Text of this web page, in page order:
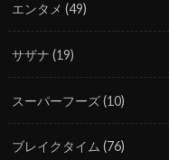
エンタメ(49)
サザナ(19)
スーパーフーズ(10)
ブレイクタイム(76)